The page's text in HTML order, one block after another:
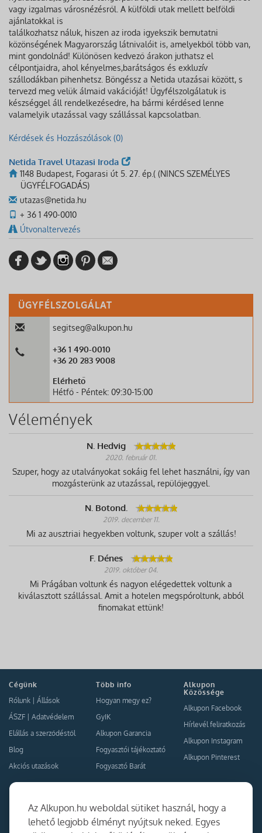
Az Alkupon.hu weboldal sütiket használ, hogy a
lehető legjobb élményt nyújtsuk neked. Egyes
vagy izgalmas városnézésről. A külföldi utak mellett belföldi
ajánlatokkal is
találkozhatsz náluk, hiszen az iroda igyekszik bemutatni
közönségének Magyarország látnivalóit is, amelyekből több van,
mint gondolnád! Különösen kedvező árakon juthatsz el
célpontjaidra, ahol kényelmes,barátságos és exkluzív
szállodákban pihenhetsz. Böngéssz a Netida utazásai között, s
tervezd meg velük álmaid vakációját! Ügyfélszolgálatuk is
készséggel áll rendelkezésedre, ha bármi kérdésed lenne
valamelyik utazással vagy szállással kapcsolatban.
Kérdések és Hozzászólások (0)
Netida Travel Utazasi Iroda
1148 Budapest, Fogarasi út 5. 27. ép.( (NINCS SZEMÉLYES
ÜGYFÉLFOGADÁS)
utazas@netida.hu
+ 36 1 490-0010
Útvonaltervezés
ÜGYFÉLSZOLGÁLAT
segitseg@alkupon.hu
+36 1 490-0010
+36 20 283 9008
Elérhető
Hétfő - Péntek: 09:30-15:00
Vélemények
N. Hedvig
2020. február 01.
Szuper, hogy az utalványokat sokáig fel lehet használni, így van
mozgásterünk az utazással, repülőjeggyel.
N. Botond.
2019. december 11.
Mi az ausztriai hegyekben voltunk, szuper volt a szállás!
F. Dénes
2019. október 04.
Mi Prágában voltunk és nagyon elégedettek voltunk a
kiválasztott szállással. Amit a hotelen megspóroltunk, abból
finomakat ettünk!
Cégünk
Rólunk
Állások
ÁSZF
Adatvédelem
Elállás a szerződéstől
Blog
Akciós utazások
Több info
Hogyan megy ez?
GyIK
Alkupon Garancia
Fogyasztói tájékoztató
Fogyasztó Barát
Alkupon
Közössége
Alkupon Facebook
Hírlevél feliratkozás
Alkupon Instagram
Alkupon Pinterest
Együttműködés
Kapcsolat